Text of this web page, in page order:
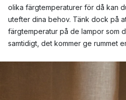
olika färgtemperaturer för då kan
utefter dina behov. Tänk dock på
färgtemperatur på de lampor som
samtidigt, det kommer ge rummet